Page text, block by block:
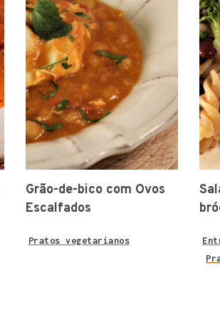
Grão-de-bico com Ovos
Escalfados
Pratos vegetarianos